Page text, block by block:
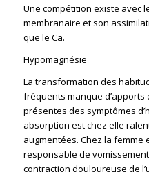
Une compétition existe avec
membranaire et son
que le Ca.
Hypomagnésie
La transformation des
fréquents manque d’apports
présentes des symptômes
absorption est chez elle
augmentées. Chez la femme
responsable de
contraction douloureuse de